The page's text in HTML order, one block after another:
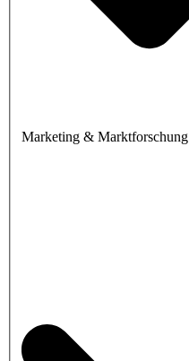
Marketing & Marktforschung